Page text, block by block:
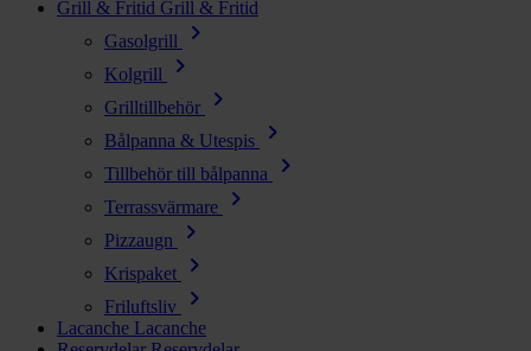
Grill & Fritid Grill & Fritid
Gasolgrill
chevron_right
Kolgrill chevron_right
Grilltillbehör chevron_right
Bålpanna & Utespis chevron_right
Tillbehör till bålpanna chevron_right
Terrassvärmare chevron_right
Pizzaugn chevron_right
Krispaket chevron_right
Friluftsliv chevron_right
Lacanche Lacanche